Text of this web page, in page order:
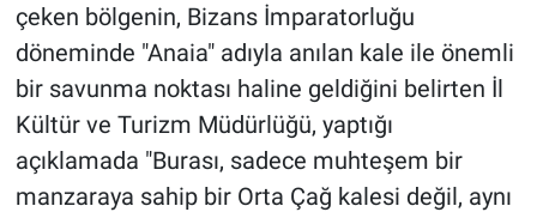
çeken bölgenin, Bizans İmparatorluğu
döneminde "Anaia" adıyla anılan kale ile önemli
bir savunma noktası haline geldiğini belirten İl
Kültür ve Turizm Müdürlüğü, yaptığı
açıklamada "Burası, sadece muhteşem bir
manzaraya sahip bir Orta Çağ kalesi değil, aynı